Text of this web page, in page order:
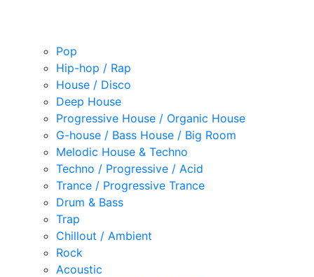
Pop
Hip-hop / Rap
House / Disco
Deep House
Progressive House / Organic House
G-house / Bass House / Big Room
Melodic House & Techno
Techno / Progressive / Acid
Trance / Progressive Trance
Drum & Bass
Trap
Chillout / Ambient
Rock
Acoustic